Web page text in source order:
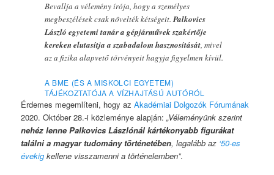
Bevallja a vélemény írója, hogy a személyes
megbeszélések csak növelték kétségeit.Palkovics
László egyetemi tanár a gépjárművek szakértője
kereken elutasítja a szabadalom hasznosítását, mivel
az a fizika alapvető törvényeit hagyja figyelmen kívül.
A BME (ÉS A MISKOLCI EGYETEM)
TÁJÉKOZTATÓJA A VÍZHAJTÁSÚ AUTÓRÓL
Érdemes megemlíteni, hogy azAkadémiai Dolgozók Fórumának
2020. Október 28.-i közleménye alapján:„Véleményünk szerint
nehéz lenne Palkovics Lászlónál kártékonyabb figurákat
találni a magyar tudomány történetében, legalább az ‘50-es
évekig kellene visszamenni a történelemben”.